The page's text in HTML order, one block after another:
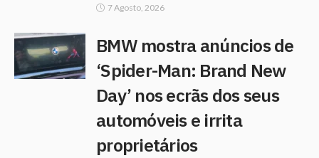
7 Agosto, 2026
BMW mostra anúncios de
‘Spider-Man: Brand New
Day’ nos ecrãs dos seus
automóveis e irrita
proprietários